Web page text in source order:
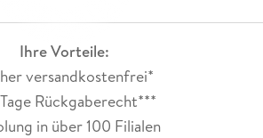
Ihre Vorteile:
versandkostenfrei*
Rückgaberecht***
in über 100 Filialen